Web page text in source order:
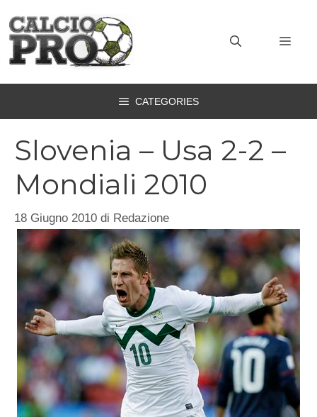
contenuto
CATEGORIES
Slovenia – Usa 2-2 –
Mondiali 2010
18 Giugno 2010 di Redazione